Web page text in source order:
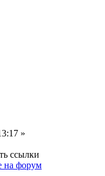
»
ссылки
на форум